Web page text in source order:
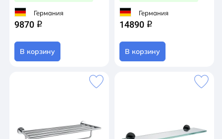
Германия
9870 q
В корзину
Германия
14890 q
В корзину